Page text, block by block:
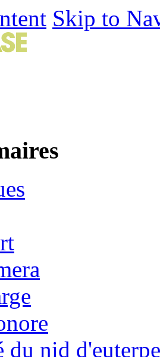
Skip to
du nid d'euterpe